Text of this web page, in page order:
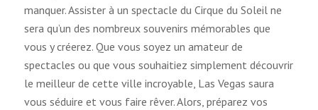
manquer. Assister à un spectacle du Cirque du Soleil ne
sera qu’un des nombreux souvenirs mémorables que
vous y créerez. Que vous soyez un amateur de
spectacles ou que vous souhaitiez simplement découvrir
le meilleur de cette ville incroyable, Las Vegas saura
vous séduire et vous faire rêver. Alors, préparez vos